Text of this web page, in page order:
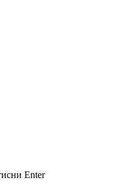
Enter